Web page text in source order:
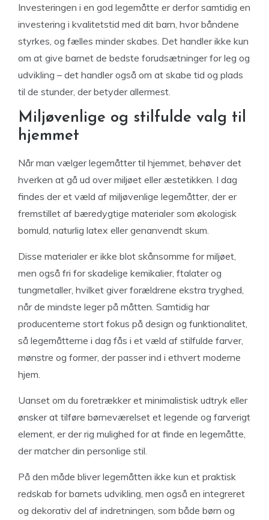
Investeringen i en god legemåtte er derfor samtidig en
investering i kvalitetstid med dit barn, hvor båndene
styrkes, og fælles minder skabes. Det handler ikke kun
om at give barnet de bedste forudsætninger for leg og
udvikling – det handler også om at skabe tid og plads
til de stunder, der betyder allermest.
Miljøvenlige og stilfulde valg til
hjemmet
Når man vælger legemåtter til hjemmet, behøver det
hverken at gå ud over miljøet eller æstetikken. I dag
findes der et væld af miljøvenlige legemåtter, der er
fremstillet af bæredygtige materialer som økologisk
bomuld, naturlig latex eller genanvendt skum.
Disse materialer er ikke blot skånsomme for miljøet,
men også fri for skadelige kemikalier, ftalater og
tungmetaller, hvilket giver forældrene ekstra tryghed,
når de mindste leger på måtten. Samtidig har
producenterne stort fokus på design og funktionalitet,
så legemåtterne i dag fås i et væld af stilfulde farver,
mønstre og former, der passer ind i ethvert moderne
hjem.
Uanset om du foretrækker et minimalistisk udtryk eller
ønsker at tilføre børneværelset et legende og farverigt
element, er der rig mulighed for at finde en legemåtte,
der matcher din personlige stil.
På den måde bliver legemåtten ikke kun et praktisk
redskab for barnets udvikling, men også en integreret
og dekorativ del af indretningen, som både børn og